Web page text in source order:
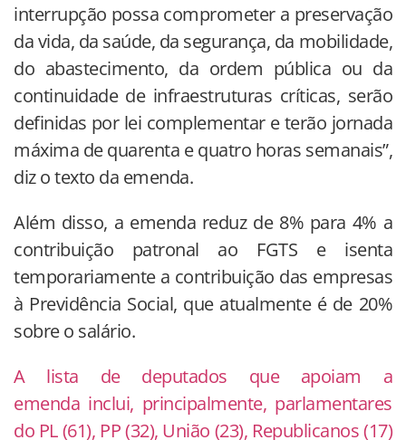
interrupção possa comprometer a preservação
da vida, da saúde, da segurança, da mobilidade,
do abastecimento, da ordem pública ou da
continuidade de infraestruturas críticas, serão
definidas por lei complementar e terão jornada
máxima de quarenta e quatro horas semanais”,
diz o texto da emenda.
Além disso, a emenda reduz de 8% para 4% a
contribuição patronal ao FGTS e isenta
temporariamente a contribuição das empresas
à Previdência Social, que atualmente é de 20%
sobre o salário.
A lista de deputados que apoiam a
emenda inclui, principalmente, parlamentares
do PL (61), PP (32), União (23), Republicanos (17)